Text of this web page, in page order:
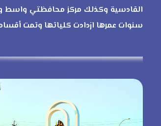
القادسية وكذلك مركز محافظتي واسط
سنوات عمرها ازدادت كلياتها وتمت